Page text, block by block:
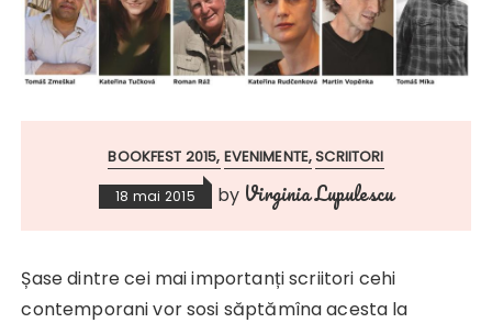
BOOKFEST 2015 EVENIMENTE SCRIITORI
18 mai 2015 by Virginia Lupulescu
Șase dintre cei mai importanți scriitori cehi
contemporani vor sosi săptămîna acesta la